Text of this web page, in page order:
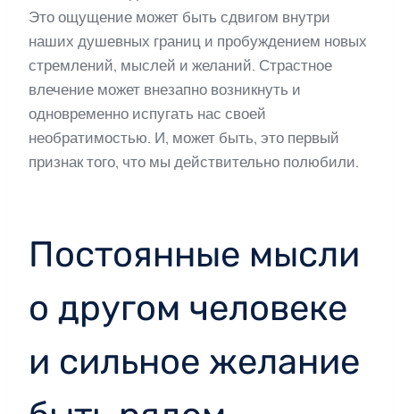
Это ощущение может быть сдвигом внутри
наших душевных границ и пробуждением новых
стремлений, мыслей и желаний. Страстное
влечение может внезапно возникнуть и
одновременно испугать нас своей
необратимостью. И, может быть, это первый
признак того, что мы действительно полюбили.
Постоянные мысли
о другом человеке
и сильное желание